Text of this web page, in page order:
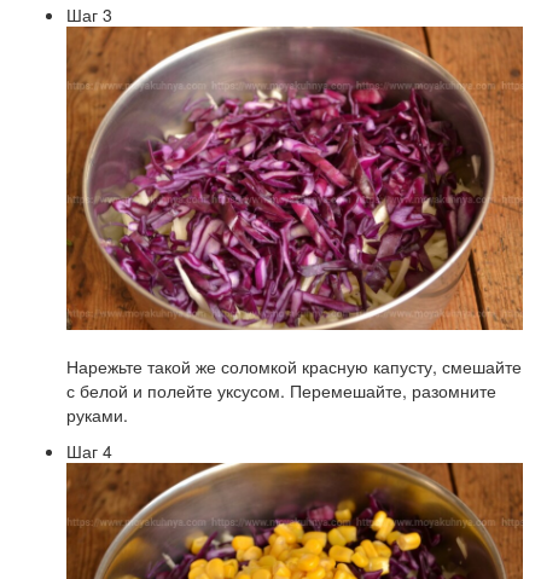
Шаг 3
Нарежьте такой же соломкой красную капусту, смешайте
с белой и полейте уксусом. Перемешайте, разомните
руками.
Шаг 4